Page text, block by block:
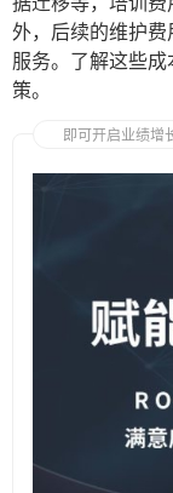
外，后续的维护
服务。了解这些
策。
即可开启业绩增